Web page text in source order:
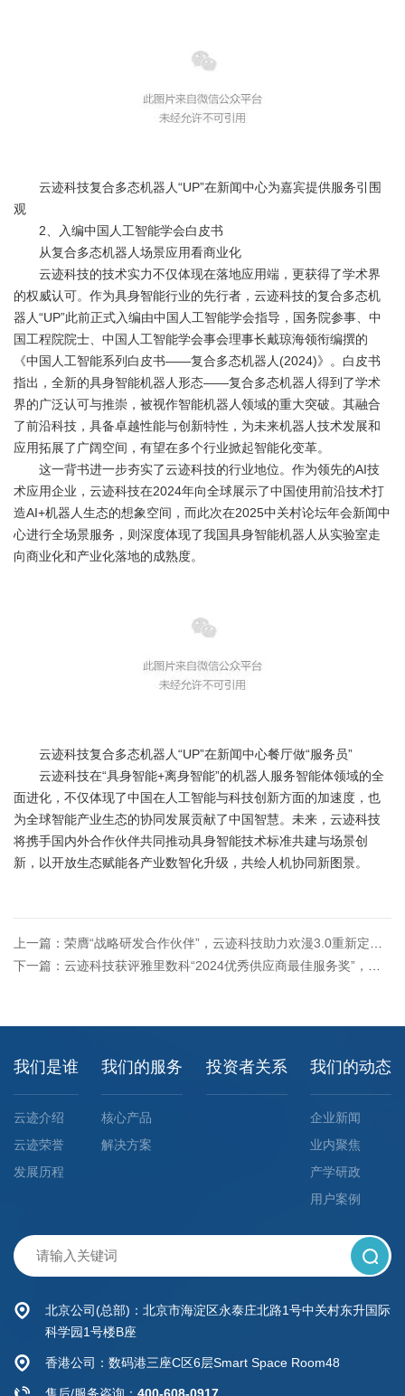
云迹科技复合多态机器人“UP”在新闻中心为嘉宾提供服务引围
观
2、入编中国人工智能学会白皮书
从复合多态机器人场景应用看商业化
云迹科技的技术实力不仅体现在落地应用端，更获得了学术界
的权威认可。作为具身智能行业的先行者，云迹科技的复合多态机
器人“UP”此前正式入编由中国人工智能学会指导，国务院参事、中
国工程院院士、中国人工智能学会事会理事长戴琼海领衔编撰的
《中国人工智能系列白皮书——复合多态机器人(2024)》。白皮书
指出，全新的具身智能机器人形态——复合多态机器人得到了学术
界的广泛认可与推崇，被视作智能机器人领域的重大突破。其融合
了前沿科技，具备卓越性能与创新特性，为未来机器人技术发展和
应用拓展了广阔空间，有望在多个行业掀起智能化变革。
这一背书进一步夯实了云迹科技的行业地位。作为领先的AI技
术应用企业，云迹科技在2024年向全球展示了中国使用前沿技术打
造AI+机器人生态的想象空间，而此次在2025中关村论坛年会新闻中
心进行全场景服务，则深度体现了我国具身智能机器人从实验室走
向商业化和产业化落地的成熟度。
云迹科技复合多态机器人“UP”在新闻中心餐厅做“服务员”
云迹科技在“具身智能+离身智能”的机器人服务智能体领域的全
面进化，不仅体现了中国在人工智能与科技创新方面的加速度，也
为全球智能产业生态的协同发展贡献了中国智慧。未来，云迹科技
将携手国内外合作伙伴共同推动具身智能技术标准共建与场景创
新，以开放生态赋能各产业数智化升级，共绘人机协同新图景。
上一篇：荣膺“战略研发合作伙伴”，云迹科技助力欢漫3.0重新定义
智能新商旅
下一篇：云迹科技获评雅里数科“2024优秀供应商最佳服务奖”，与
我们是谁
云迹介绍
云迹荣誉
发展历程
我们的服务
核心产品
解决方案
投资者关系 我们的动态
企业新闻
业内聚焦
产学研政
用户案例
北京公司(总部)：北京市海淀区永泰庄北路1号中关村东升国际
科学园1号楼B座
香港公司：数码港三座C区6层Smart Space Room48
售后/服务咨询： 400-608-0917